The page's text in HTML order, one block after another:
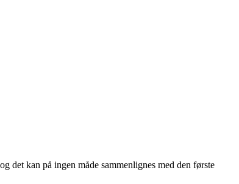
kan på ingen måde sammenlignes med den første